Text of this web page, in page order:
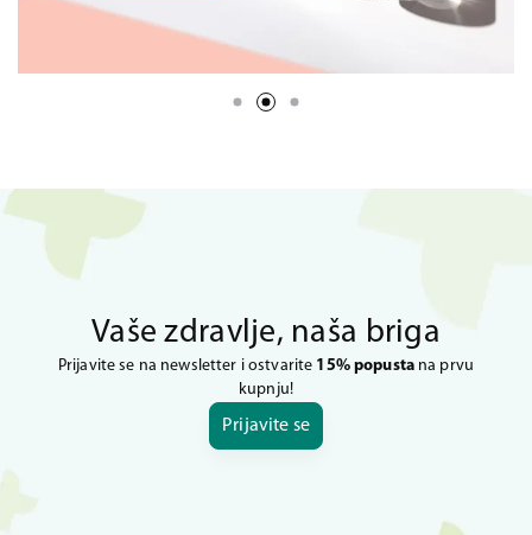
Vaše zdravlje, naša briga
Prijavite se na newsletter i ostvarite 15% popustana prvu
kupnju!
Prijavite se